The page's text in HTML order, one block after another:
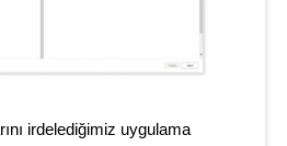
irdelediğimiz uygulama